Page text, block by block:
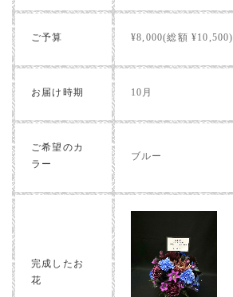
ご予算 ¥8,000(総額 ¥10,500)
お届け時期 10月
ご希望のカ
ラー
ブルー
完成したお
花